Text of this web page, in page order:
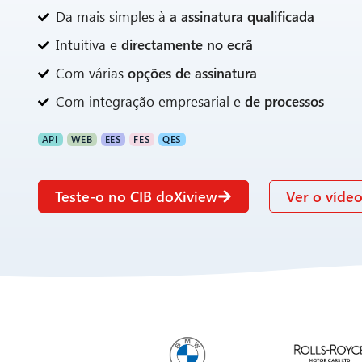
Da mais simples àa assinatura qualificada
Intuitiva edirectamente no ecrã
Com váriasopções de assinatura
Com integração empresarial ede processos
API WEB EES FES QES
Teste-o no CIB doXiview Ver o vídeo